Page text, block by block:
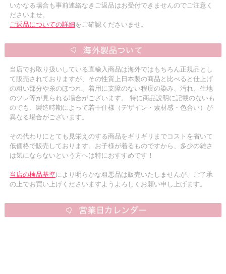
いかなる場合も事前連絡なきご返品はお受付できませんのでご注意く
ださいませ。
ご返品についての詳細をご確認くださいませ。
当店でお取り扱いしている直輸入商品は海外ではもちろん正規品とし
て販売されておりますが、その性質上日本製の商品と比べると仕上げ
の粗い部分や糸のほつれ、着用に支障のない程度の染み、汚れ、生地
のツレ等が見られる場合がございます。 特に商品説明に記載のないも
のでも、製造時期によって若干仕様（デザイン・素材感・色合い）が
異なる場合がございます。
その代わりにとても見栄えのする商品をギリギリまでコストを省いて
低価格で販売しております。お子様が着るものですから、多少の雑さ
は気にならないという方へは特におすすめです！
当店の検品基準により明らかな粗悪品は販売いたしませんが、ご了承
の上でお買い上げくださいますようよろしくお願い申し上げます。